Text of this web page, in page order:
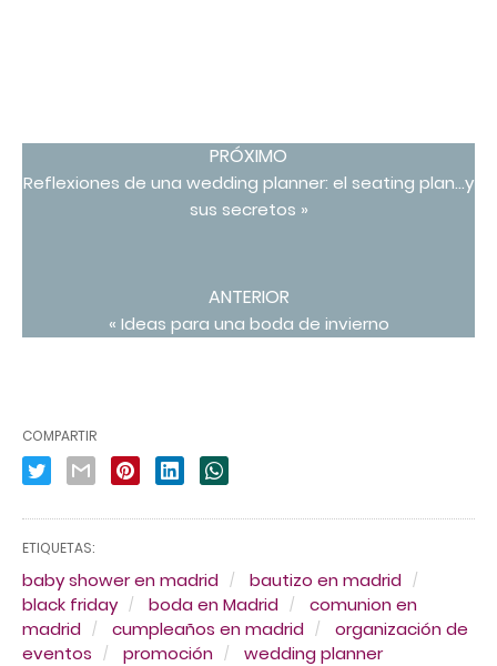
PRÓXIMO
Reflexiones de una wedding planner: el seating plan...y
sus secretos »
ANTERIOR
« Ideas para una boda de invierno
COMPARTIR
ETIQUETAS:
baby shower en madrid
bautizo en madrid
black friday
boda en Madrid
comunion en
madrid
cumpleaños en madrid
organización de
eventos
promoción wedding planner